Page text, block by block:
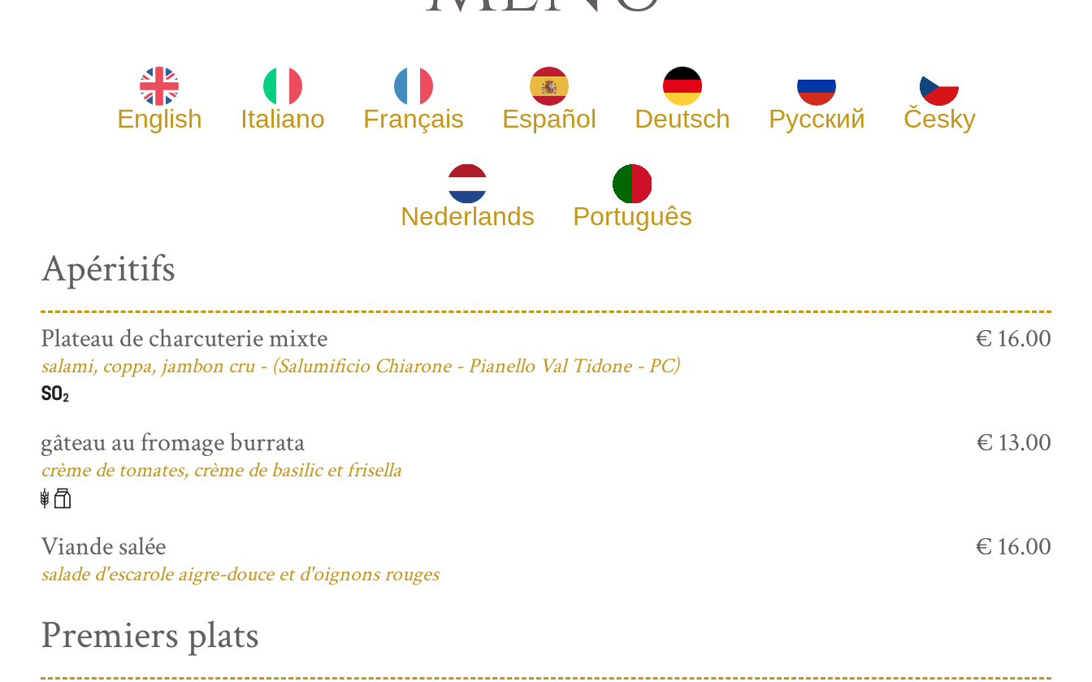
English Italiano Français Español Deutsch Русский Česky
Nederlands Português
Apéritifs
Plateau de charcuterie mixte
salami, coppa, jambon cru - (Salumificio Chiarone - Pianello Val Tidone - PC)
€ 16.00
gâteau au fromage burrata
crème de tomates, crème de basilic et frisella
€ 13.00
Viande salée
salade d'escarole aigre-douce et d'oignons rouges
€ 16.00
Premiers plats